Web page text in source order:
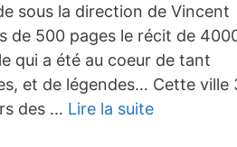
sous la direction de Vincent
de 500 pages le récit de
qui a été au coeur de tant
et de légendes… Cette ville
des … Lire la suite